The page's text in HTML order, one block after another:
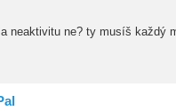
neaktivitu ne? ty musíš každý